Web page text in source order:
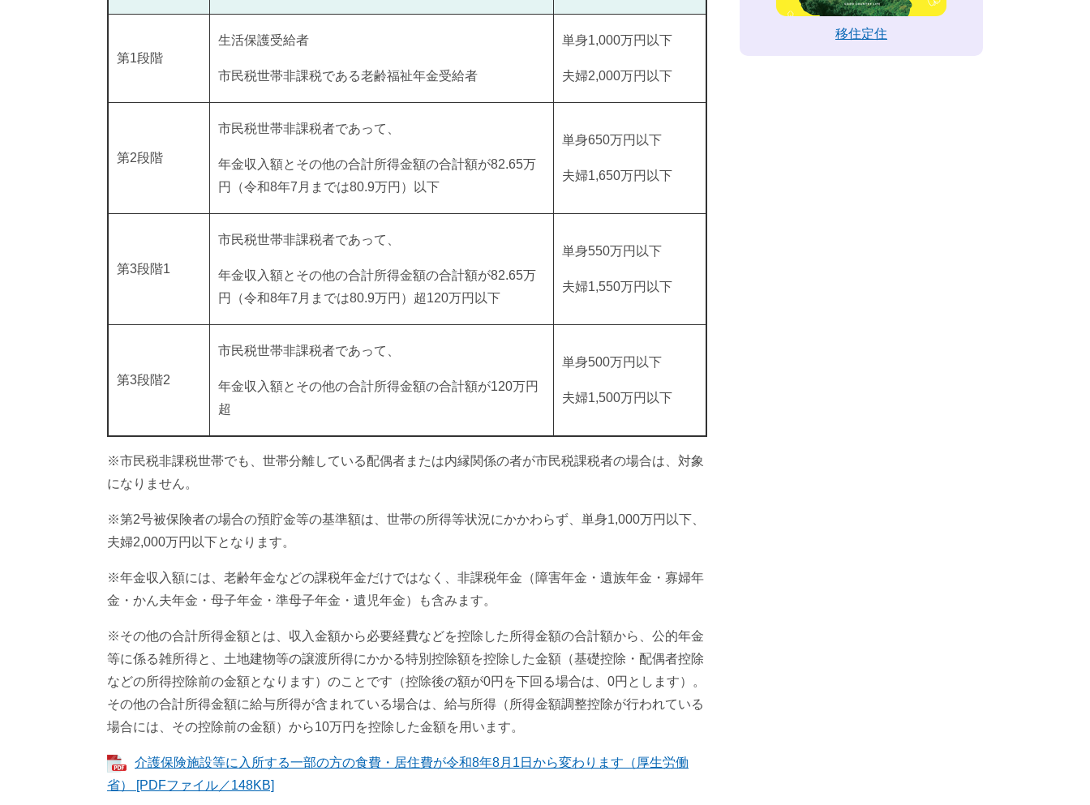
第1段階
生活保護受給者
市民税世帯非課税である老齢福祉年金受給者
単身1,000万円以下
夫婦2,000万円以下
第2段階
市民税世帯非課税者であって、
年金収入額とその他の合計所得金額の合計額が82.65万
円（令和8年7月までは80.9万円）以下
単身650万円以下
夫婦1,650万円以下
第3段階1
市民税世帯非課税者であって、
年金収入額とその他の合計所得金額の合計額が82.65万
円（令和8年7月までは80.9万円）超120万円以下
単身550万円以下
夫婦1,550万円以下
第3段階2
市民税世帯非課税者であって、
年金収入額とその他の合計所得金額の合計額が120万円
超
単身500万円以下
夫婦1,500万円以下
※市民税非課税世帯でも、世帯分離している配偶者または内縁関係の者が市民税課税者の場合は、対象
になりません。
※第2号被保険者の場合の預貯金等の基準額は、世帯の所得等状況にかかわらず、単身1,000万円以下、
夫婦2,000万円以下となります。
※年金収入額には、老齢年金などの課税年金だけではなく、非課税年金（障害年金・遺族年金・寡婦年
金・かん夫年金・母子年金・準母子年金・遺児年金）も含みます。
※その他の合計所得金額とは、収入金額から必要経費などを控除した所得金額の合計額から、公的年金
等に係る雑所得と、土地建物等の譲渡所得にかかる特別控除額を控除した金額（基礎控除・配偶者控除
などの所得控除前の金額となります）のことです（控除後の額が0円を下回る場合は、0円とします）。
その他の合計所得金額に給与所得が含まれている場合は、給与所得（所得金額調整控除が行われている
場合には、その控除前の金額）から10万円を控除した金額を用います。
介護保険施設等に入所する一部の方の食費・居住費が令和8年8月1日から変わります（厚生労働
省） [PDFファイル／148KB]
移住定住